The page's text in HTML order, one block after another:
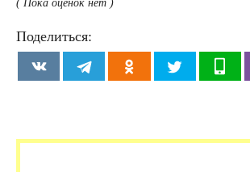
( Пока оценок нет )
Поделиться: